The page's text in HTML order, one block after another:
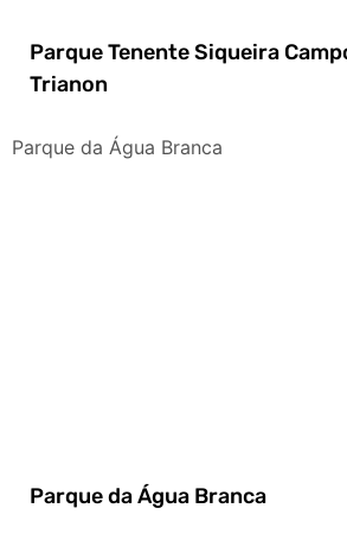
Parque Tenente Siqueira
Trianon
Parque da Água Branca
Parque da Água Branca